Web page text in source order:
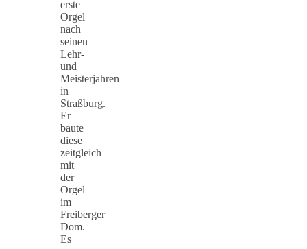
erste
Orgel
nach
seinen
Lehr-
und
Meisterjahren
in
Straßburg.
Er
baute
diese
zeitgleich
mit
der
Orgel
im
Freiberger
Dom.
Es